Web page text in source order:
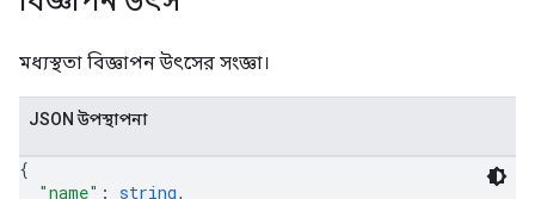
মধ্যস্থতা বিজ্ঞাপন উৎসের সংজ্ঞা।
JSON উপস্থাপনা
{
"name" : string,